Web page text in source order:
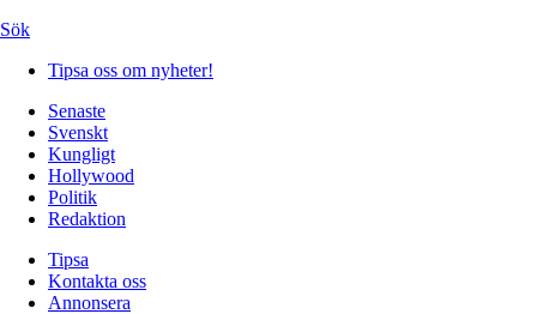
Sök
Tipsa oss om nyheter!
Senaste
Svenskt
Kungligt
Hollywood
Politik
Redaktion
Tipsa
Kontakta oss
Annonsera